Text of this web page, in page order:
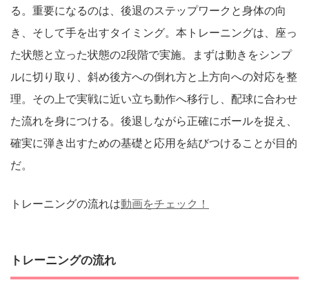
る。重要になるのは、後退のステップワークと身体の向
き、そして手を出すタイミング。本トレーニングは、座っ
た状態と立った状態の2段階で実施。まずは動きをシンプ
ルに切り取り、斜め後方への倒れ方と上方向への対応を整
理。その上で実戦に近い立ち動作へ移行し、配球に合わせ
た流れを身につける。後退しながら正確にボールを捉え、
確実に弾き出すための基礎と応用を結びつけることが目的
だ。
トレーニングの流れは動画をチェック！
トレーニングの流れ